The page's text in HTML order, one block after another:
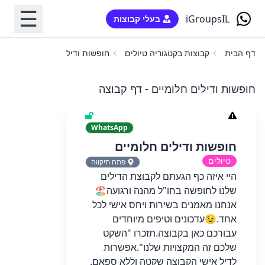
iGroupsIL בעלי קבוצות ☰
דף הבית קבוצות בקטגוריה טיולים חופשות ודילים חלומיים
חופשות ודילים חלומיים - דף קבוצה
WhatsApp
חופשות ודילים חלומיים
טיולים פתח תיקווה
היי איזה כף הגעתם לקבוצת הדילים
שלנו לחופשה בחו"ל מהנה ורגועה🏖
אנחנו מאמנים בשירות ויחס אישי לכל
אחד.😉עדכונים וטיפים מיוחדים
עבורכם כאן בקבוצה.תזכרו "השקט
שלכם זה המקצויות שלנו".אפשרות
לדיל אישי הקבוצה שקטה וללא ספאם.